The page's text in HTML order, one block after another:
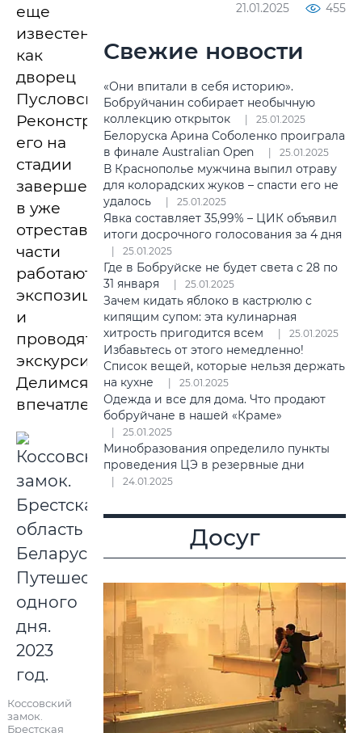
еще
известен
как
дворец
Пусловских.
Реконструкция
его на
стадии
завершения,
в уже
отреставрированной
части
работают
экспозиции
и
проводятся
экскурсии.
Делимся
впечатлениями.
Коссовский
замок.
Брестская
21.01.2025 455
Свежие новости
«Они впитали в себя историю».
Бобруйчанин собирает необычную
коллекцию открыток
25.01.2025
Белоруска Арина Соболенко проиграла
в финале Australian Open
25.01.2025
В Краснополье мужчина выпил отраву
для колорадских жуков – спасти его не
удалось
25.01.2025
Явка составляет 35,99% – ЦИК объявил
итоги досрочного голосования за 4 дня
25.01.2025
Где в Бобруйске не будет света с 28 по
31 января
25.01.2025
Зачем кидать яблоко в кастрюлю с
кипящим супом: эта кулинарная
хитрость пригодится всем
25.01.2025
Избавьтесь от этого немедленно!
Список вещей, которые нельзя держать
на кухне
25.01.2025
Одежда и все для дома. Что продают
бобруйчане в нашей «Краме»
25.01.2025
Минобразования определило пункты
проведения ЦЭ в резервные дни
24.01.2025
Досуг